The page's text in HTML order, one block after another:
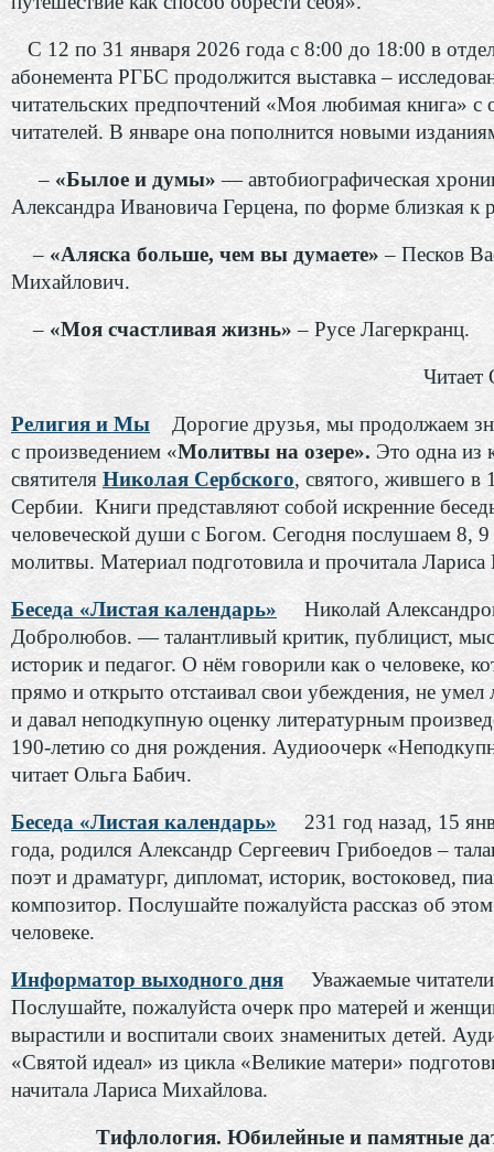
С 12 по 31 января 2026 года с 8:00 до 18:00 в
абонемента РГБС продолжится выставка –
читательских предпочтений «Моя любимая книга» с
читателей. В январе она пополнится новыми
– «Былое и думы» — автобиографическая
Александра Ивановича Герцена, по форме близкая к
– «Аляска больше, чем вы думаете» – Песков
Михайлович.
– «Моя счастливая жизнь» – Русе Лагеркранц.
Читает
Религия и Мы
Дорогие друзья, мы продолжаем
с произведением «Молитвы на озере». Это одна из
святителя Николая Сербского, святого, жившего в
Сербии. Книги представляют собой искренние
человеческой души с Богом. Сегодня послушаем 8,
молитвы. Материал подготовила и прочитала
Беседа «Листая календарь» Николай
Добролюбов. — талантливый критик, публицист,
историк и педагог. О нём говорили как о человеке,
прямо и открыто отстаивал свои убеждения, не умел
и давал неподкупную оценку литературным
190‑летию со дня рождения. Аудиоочерк
читает Ольга Бабич.
Беседа «Листая календарь» 231 год назад, 15
года, родился Александр Сергеевич Грибоедов –
поэт и драматург, дипломат, историк, востоковед,
композитор. Послушайте пожалуйста рассказ об
человеке.
Информатор выходного дня
Уважаемые
Послушайте, пожалуйста очерк про матерей и
вырастили и воспитали своих знаменитых детей.
«Святой идеал» из цикла «Великие матери»
начитала Лариса Михайлова.
Тифлология. Юбилейные и памятные